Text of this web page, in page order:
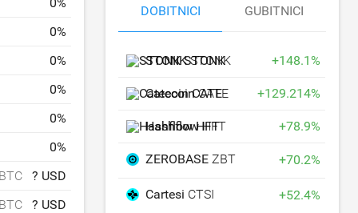
0%
0%
0%
0%
0%
? USD
? USD
DOBITNICI GUBITNICI
STONKSTONK +148.1%
CatecoinCATE +129.214%
HashflowHFT +78.9%
ZEROBASEZBT +70.2%
Cartesi CTSI +52.4%